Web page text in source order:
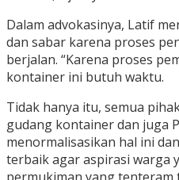
Dalam advokasinya, Latif
dan sabar karena proses
berjalan. “Karena proses
kontainer ini butuh waktu.
Tidak hanya itu, semua
gudang kontainer dan juga
menormalisasikan hal ini
terbaik agar aspirasi warga